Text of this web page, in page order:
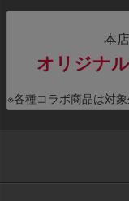
本
オリジナ
※各種コラボ商品は対象